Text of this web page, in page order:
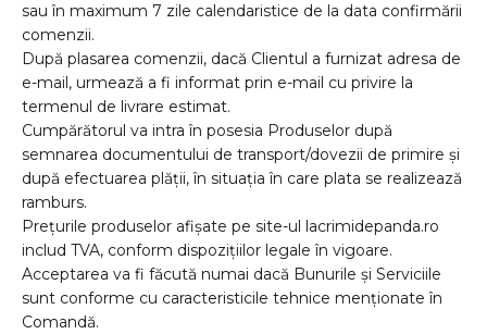
sau în maximum 7 zile calendaristice de la data confirmării
comenzii.
După plasarea comenzii, dacă Clientul a furnizat adresa de
e-mail, urmează a fi informat prin e-mail cu privire la
termenul de livrare estimat.
Cumpărătorul va intra în posesia Produselor după
semnarea documentului de transport/dovezii de primire și
după efectuarea plății, în situația în care plata se realizează
ramburs.
Prețurile produselor afișate pe site-ul lacrimidepanda.ro
includ TVA, conform dispozițiilor legale în vigoare.
Acceptarea va fi făcută numai dacă Bunurile și Serviciile
sunt conforme cu caracteristicile tehnice menționate în
Comandă.